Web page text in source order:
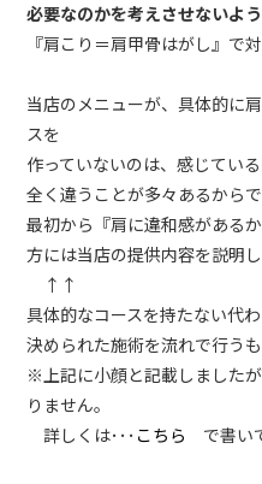
必要なのかを考えさせないよ
『肩こり＝肩甲骨はがし』で
当店のメニューが、具体的に
スを
作っていないのは、感じてい
全く違うことが多々あるからで
最初から『肩に違和感がある
方には当店の提供内容を説明し
↑↑
具体的なコースを持たない代
決められた施術を流れで行う
※上記に小顔と記載しました
りません。
詳しくは･･･ こちら で書い